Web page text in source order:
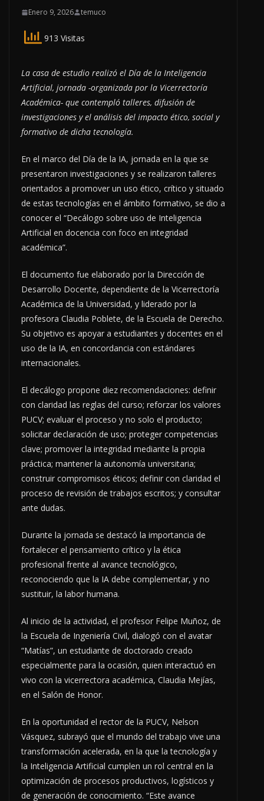
Enero 9, 2026 temuco
913 Visitas
La casa de estudio realizó el Día de la Inteligencia
Artificial, jornada -organizada por la Vicerrectoría
Académica- que contempló talleres, difusión de
investigaciones y el análisis del impacto ético, social y
formativo de dicha tecnología.
En el marco del Día de la IA, jornada en la que se
presentaron investigaciones y se realizaron talleres
orientados a promover un uso ético, crítico y situado
de estas tecnologías en el ámbito formativo, se dio a
conocer el “Decálogo sobre uso de Inteligencia
Artificial en docencia con foco en integridad
académica”.
El documento fue elaborado por la Dirección de
Desarrollo Docente, dependiente de la Vicerrectoría
Académica de la Universidad, y liderado por la
profesora Claudia Poblete, de la Escuela de Derecho.
Su objetivo es apoyar a estudiantes y docentes en el
uso de la IA, en concordancia con estándares
internacionales.
El decálogo propone diez recomendaciones: definir
con claridad las reglas del curso; reforzar los valores
PUCV; evaluar el proceso y no solo el producto;
solicitar declaración de uso; proteger competencias
clave; promover la integridad mediante la propia
práctica; mantener la autonomía universitaria;
construir compromisos éticos; definir con claridad el
proceso de revisión de trabajos escritos; y consultar
ante dudas.
Durante la jornada se destacó la importancia de
fortalecer el pensamiento crítico y la ética
profesional frente al avance tecnológico,
reconociendo que la IA debe complementar, y no
sustituir, la labor humana.
Al inicio de la actividad, el profesor Felipe Muñoz, de
la Escuela de Ingeniería Civil, dialogó con el avatar
“Matías”, un estudiante de doctorado creado
especialmente para la ocasión, quien interactuó en
vivo con la vicerrectora académica, Claudia Mejías,
en el Salón de Honor.
En la oportunidad el rector de la PUCV, Nelson
Vásquez, subrayó que el mundo del trabajo vive una
transformación acelerada, en la que la tecnología y
la Inteligencia Artificial cumplen un rol central en la
optimización de procesos productivos, logísticos y
de generación de conocimiento. “Este avance